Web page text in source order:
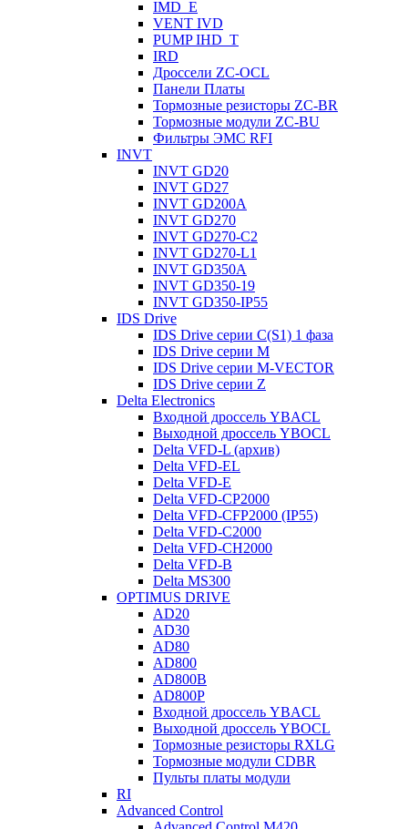
IMD_E
VENT IVD
PUMP IHD_T
IRD
Дроссели ZC-OCL
Панели Платы
Тормозные резисторы ZC-BR
Тормозные модули ZC-BU
Фильтры ЭМС RFI
INVT
INVT GD20
INVT GD27
INVT GD200A
INVT GD270
INVT GD270-C2
INVT GD270-L1
INVT GD350A
INVT GD350-19
INVT GD350-IP55
IDS Drive
IDS Drive серии C(S1) 1 фаза
IDS Drive серии M
IDS Drive серии M-VECTOR
IDS Drive серии Z
Delta Electronics
Входной дроссель YBACL
Выходной дроссель YBOCL
Delta VFD-L (архив)
Delta VFD-EL
Delta VFD-E
Delta VFD-CP2000
Delta VFD-CFP2000 (IP55)
Delta VFD-C2000
Delta VFD-CH2000
Delta VFD-B
Delta MS300
OPTIMUS DRIVE
AD20
AD30
AD80
AD800
AD800B
AD800P
Входной дроссель YBACL
Выходной дроссель YBOCL
Тормозные резисторы RXLG
Тормозные модули CDBR
Пульты платы модули
RI
Advanced Control